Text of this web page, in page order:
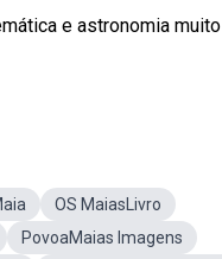
e astronomia muito
OS MaiasLivro
PovoaMaias Imagens